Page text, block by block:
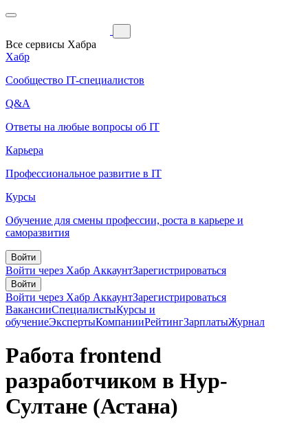
Все сервисы Хабра
Хабр
Сообщество IT-специалистов
Q&A
Ответы на любые вопросы об IT
Карьера
Профессиональное развитие в IT
Курсы
Обучение для смены профессии, роста в карьере и
саморазвития
Войти
Войти через Хабр АккаунтЗарегистрироваться
Войти
Войти через Хабр АккаунтЗарегистрироваться
ВакансииСпециалистыКурсы и
обучениеЭкспертыКомпанииРейтингЗарплатыЖурнал
Работа frontend
разработчиком в Нур-
Султане (Астана)